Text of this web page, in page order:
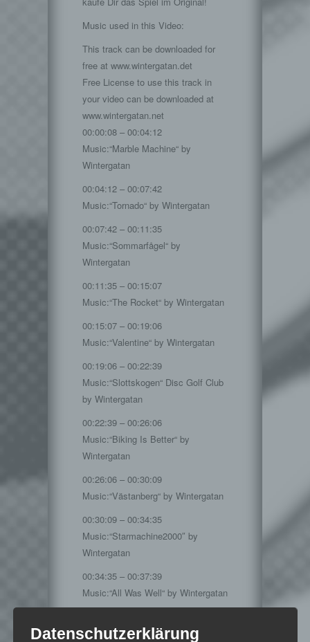
Music used in this Video:
This track can be downloaded for
free at www.wintergatan.det
Free License to use this track in
your video can be downloaded at
www.wintergatan.net
00:00:08 – 00:04:12
Music:“Marble Machine“ by
Wintergatan
00:04:12 – 00:07:42
Music:“Tornado“ by Wintergatan
00:07:42 – 00:11:35
Music:“Sommarfågel“ by
Wintergatan
00:11:35 – 00:15:07
Music:“The Rocket“ by Wintergatan
00:15:07 – 00:19:06
Music:“Valentine“ by Wintergatan
00:19:06 – 00:22:39
Music:“Slottskogen“ Disc Golf Club
by Wintergatan
00:22:39 – 00:26:06
Music:“Biking Is Better“ by
Wintergatan
00:26:06 – 00:30:09
Music:“Västanberg“ by Wintergatan
00:30:09 – 00:34:35
Music:“Starmachine2000″ by
Wintergatan
00:34:35 – 00:37:39
Music:“All Was Well“ by Wintergatan
Music:“Paradis“ by Wintergatan
Datenschutzerklärung